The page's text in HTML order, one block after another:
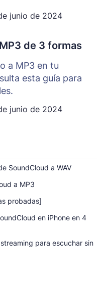
SoundCloud a WAV
a MP3
probadas]
en iPhone en 4
para escuchar sin
junio de 2024
de 3 formas
a MP3 en tu
esta guía para
junio de 2024